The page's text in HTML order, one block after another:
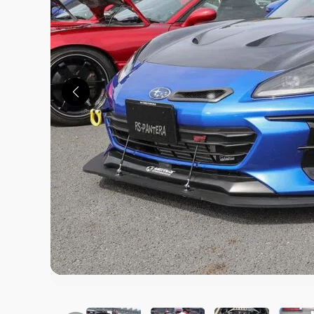
この画像の記事を